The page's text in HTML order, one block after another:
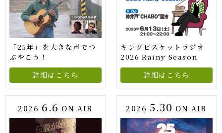
「25年」を大きな声でつ
ぶやこう！
詳細はこちら
キングビスケットラジオ
2026 Rainy Season
詳細はこちら
2026 6.6 ON AIR 20265.30 ON AIR